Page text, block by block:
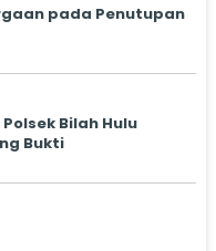
pada Penutupan
Bilah Hulu
Bukti